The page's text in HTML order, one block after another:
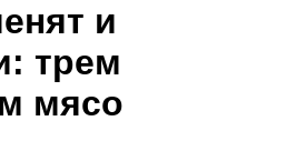
и
трем
мясо